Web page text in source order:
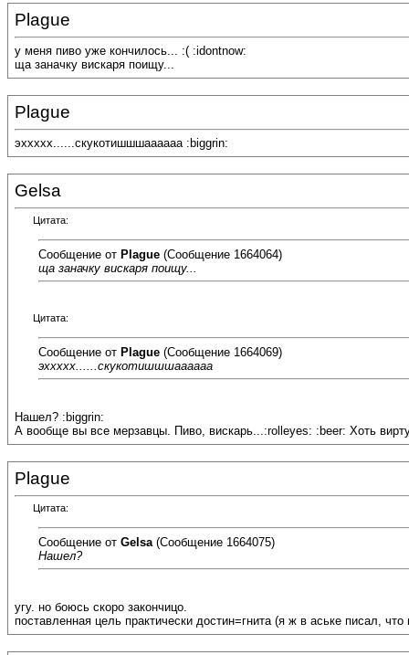
Plague
у меня пиво уже кончилось... :( :idontnow:
ща заначку вискаря поищу...
Plague
эххххх......скукотишшшаааааа :biggrin:
Gelsa
Цитата:
Сообщение от Plague (Сообщение 1664064)
ща заначку вискаря поищу...
Цитата:
Сообщение от Plague (Сообщение 1664069)
эххххх......скукотишшшаааааа
Нашел? :biggrin:
А вообще вы все мерзавцы. Пиво, вискарь...:rolleyes: :beer: Хоть
Plague
Цитата:
Сообщение от Gelsa (Сообщение 1664075)
Нашел?
угу. но боюсь скоро закончицо.
поставленная цель практически достин=гнита (я ж в аське писал,